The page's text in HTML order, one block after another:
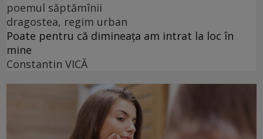
poemul săptămînii
dragostea, regim urban
Poate pentru că dimineața am intrat la loc în
mine
Constantin VICĂ